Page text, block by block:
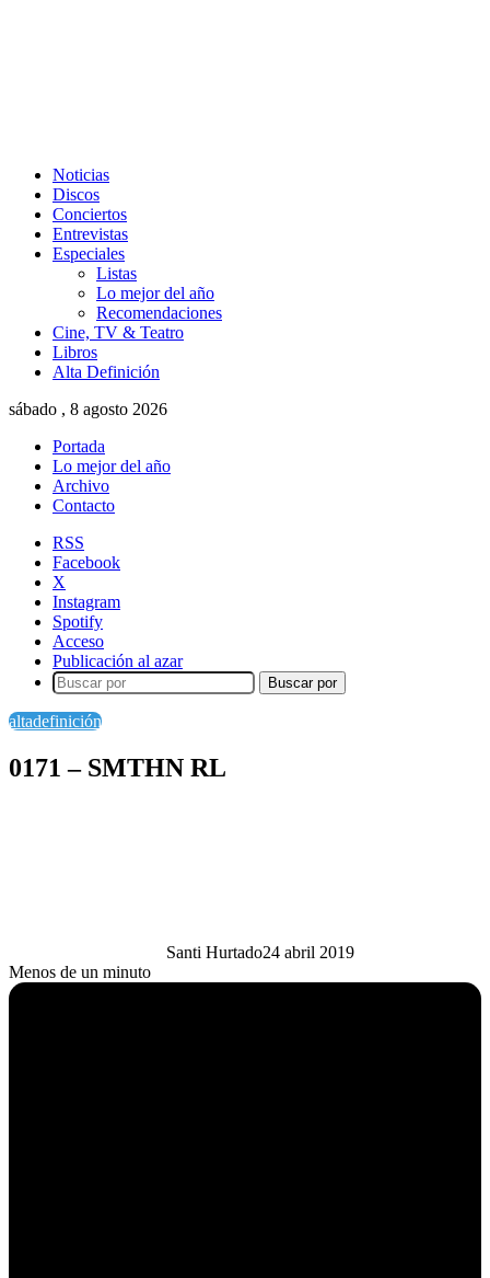
Noticias
Discos
Conciertos
Entrevistas
Especiales
Listas
Lo mejor del año
Recomendaciones
Cine, TV & Teatro
Libros
Alta Definición
sábado , 8 agosto 2026
Portada
Lo mejor del año
Archivo
Contacto
RSS
Facebook
X
Instagram
Spotify
Acceso
Publicación al azar
Buscar por
altadefinición
0171 – SMTHN RL
Santi Hurtado24 abril 2019
Menos de un minuto